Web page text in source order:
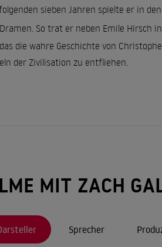
sieben Jahren spielte er in
So trat er neben Emile Hirsch
die wahre Geschichte von
der Zivilisation zu entfliehen.
seinem Erfolg mit "Hangover" erhielt
" (2010), das auf dem
MIT ZACH
Sprecher